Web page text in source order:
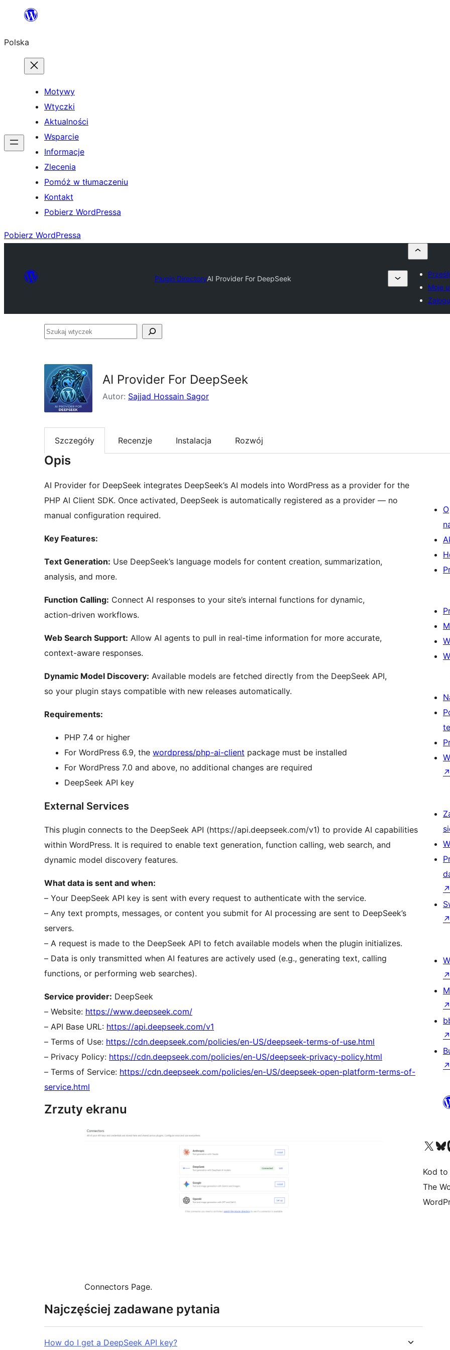
Przejdź
treści
Polska
Motywy
Wtyczki
Aktualności
Wsparcie
Informacje
Zlecenia
Pomóż w tłumaczeniu
Kontakt
Pobierz WordPressa
Pobierz WordPressa
Plugin DirectoryAI Provider For DeepSeek
Moje
Szukaj
AI Provider For DeepSeek
Autor: Sajjad Hossain Sagor
Szczegóły Recenzje Instalacja Rozwój
Opis
AI Provider for DeepSeek integrates DeepSeek’s AI models into WordPress as a provider for the
PHP AI Client SDK. Once activated, DeepSeek is automatically registered as a provider — no
manual configuration required.
Key Features:
Text Generation: Use DeepSeek’s language models for content creation, summarization,
analysis, and more.
Function Calling: Connect AI responses to your site’s internal functions for dynamic,
action-driven workflows.
Web Search Support: Allow AI agents to pull in real-time information for more accurate,
context-aware responses.
Dynamic Model Discovery: Available models are fetched directly from the DeepSeek API,
so your plugin stays compatible with new releases automatically.
Requirements:
PHP 7.4 or higher
For WordPress 6.9, the wordpress/php-ai-client package must be installed
For WordPress 7.0 and above, no additional changes are required
DeepSeek API key
External Services
This plugin connects to the DeepSeek API (https://api.deepseek.com/v1) to provide AI capabilities
within WordPress. It is required to enable text generation, function calling, web search, and
dynamic model discovery features.
What data is sent and when:
– Your DeepSeek API key is sent with every request to authenticate with the service.
– Any text prompts, messages, or content you submit for AI processing are sent to DeepSeek’s
servers.
– A request is made to the DeepSeek API to fetch available models when the plugin initializes.
– Data is only transmitted when AI features are actively used (e.g., generating text, calling
functions, or performing web searches).
Service provider: DeepSeek
– Website: https://www.deepseek.com/
– API Base URL: https://api.deepseek.com/v1
– Terms of Use: https://cdn.deepseek.com/policies/en-US/deepseek-terms-of-use.html
– Privacy Policy: https://cdn.deepseek.com/policies/en-US/deepseek-privacy-policy.html
– Terms of Service: https://cdn.deepseek.com/policies/en-US/deepseek-open-platform-terms-of-
service.html
Zrzuty ekranu
Connectors Page.
Najczęściej zadawane pytania
How do I get a DeepSeek API key?
O
↗
↗
↗
↗
↗
↗
↗
Odwiedź nasze
Kod
The